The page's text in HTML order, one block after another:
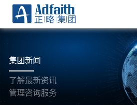
集团新闻
了解最新资讯
管理咨询服务